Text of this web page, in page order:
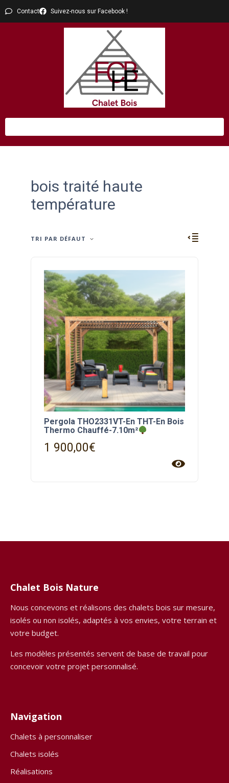
Contact Suivez-nous sur Facebook !
bois traité haute
température
TRI PAR DÉFAUT
Pergola THO2331VT-En THT-En Bois
Thermo Chauffé-7.10m²
1 900,00€
Chalet Bois Nature
Nous concevons et réalisons des chalets bois sur mesure,
isolés ou non isolés, adaptés à vos envies, votre terrain et
votre budget.
Les modèles présentés servent de base de travail pour
concevoir votre projet personnalisé.
Navigation
Chalets à personnaliser
Chalets isolés
Réalisations